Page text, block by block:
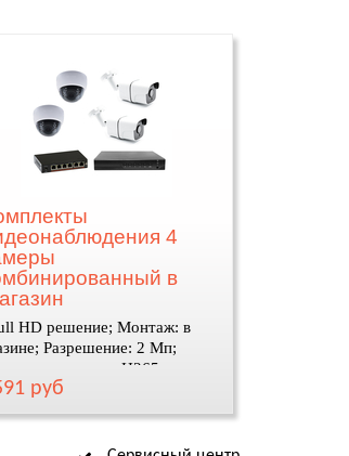
4
в
HD решение; Монтаж: в
Разрешение: 2 Мп;
сжатия видео: H265
руб